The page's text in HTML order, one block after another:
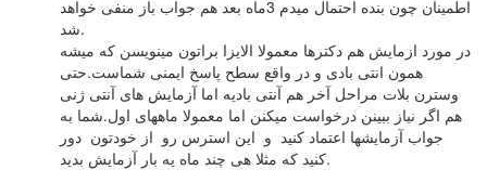
اطمینان چون بنده احتمال میدم 3ماه بعد هم جواب باز منفی خواهد
شد.
در مورد ازمایش هم دکترها معمولا الایزا براتون مینویسن که میشه
همون انتی بادی و در واقع سطح پاسخ ایمنی شماست.حتی
وسترن بلات مراحل آخر هم آنتی بادیه اما آزمایش های آنتی ژنی
هم اگر نیاز ببینن درخواست میکنن اما معمولا ماههای اول.شما به
جواب آزمایشها اعتماد کنید و این استرس رو از خودتون دور
کنید که مثلا هی چند ماه یه بار آزمایش بدید.